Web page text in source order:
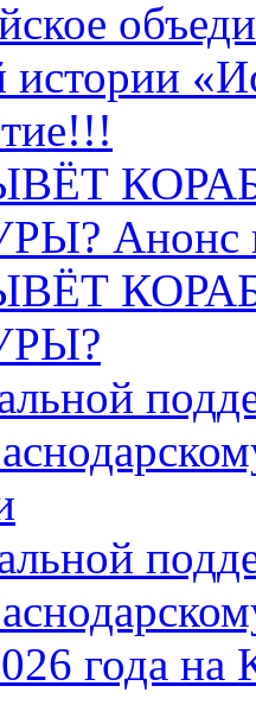
истории
Анонс
года на